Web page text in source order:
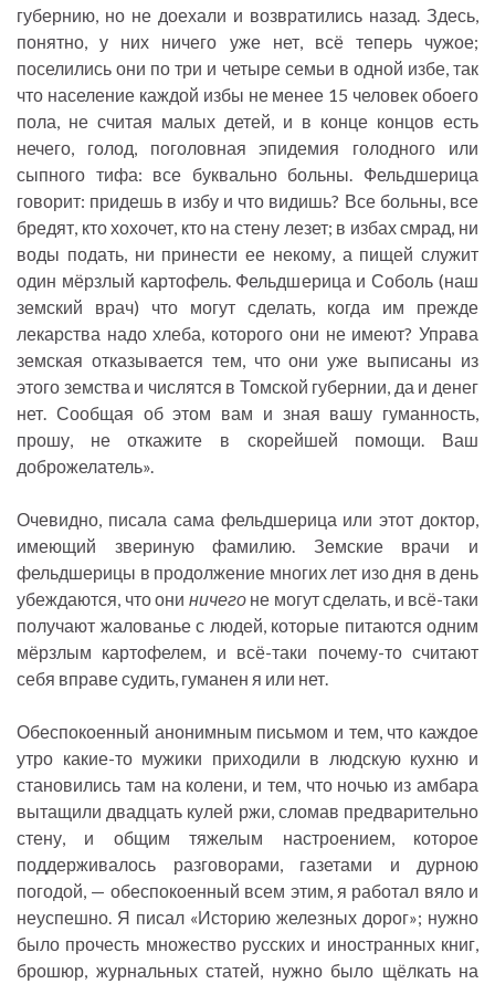
губернию, но не доехали и возвратились назад. Здесь,
понятно, у них ничего уже нет, всё теперь чужое;
поселились они по три и четыре семьи в одной избе, так
что население каждой избы не менее 15 человек обоего
пола, не считая малых детей, и в конце концов есть
нечего, голод, поголовная эпидемия голодного или
сыпного тифа: все буквально больны. Фельдшерица
говорит: придешь в избу и что видишь? Все больны, все
бредят, кто хохочет, кто на стену лезет; в избах смрад, ни
воды подать, ни принести ее некому, а пищей служит
один мёрзлый картофель. Фельдшерица и Соболь (наш
земский врач) что могут сделать, когда им прежде
лекарства надо хлеба, которого они не имеют? Управа
земская отказывается тем, что они уже выписаны из
этого земства и числятся в Томской губернии, да и денег
нет. Сообщая об этом вам и зная вашу гуманность,
прошу, не откажите в скорейшей помощи. Ваш
доброжелатель».
Очевидно, писала сама фельдшерица или этот доктор,
имеющий звериную фамилию. Земские врачи и
фельдшерицы в продолжение многих лет изо дня в день
убеждаются, что они ничегоне могут сделать, и всё-таки
получают жалованье с людей, которые питаются одним
мёрзлым картофелем, и всё-таки почему-то считают
себя вправе судить, гуманен я или нет.
Обеспокоенный анонимным письмом и тем, что каждое
утро какие-то мужики приходили в людскую кухню и
становились там на колени, и тем, что ночью из амбара
вытащили двадцать кулей ржи, сломав предварительно
стену, и общим тяжелым настроением, которое
поддерживалось разговорами, газетами и дурною
погодой, — обеспокоенный всем этим, я работал вяло и
неуспешно. Я писал «Историю железных дорог»; нужно
было прочесть множество русских и иностранных книг,
брошюр, журнальных статей, нужно было щёлкать на